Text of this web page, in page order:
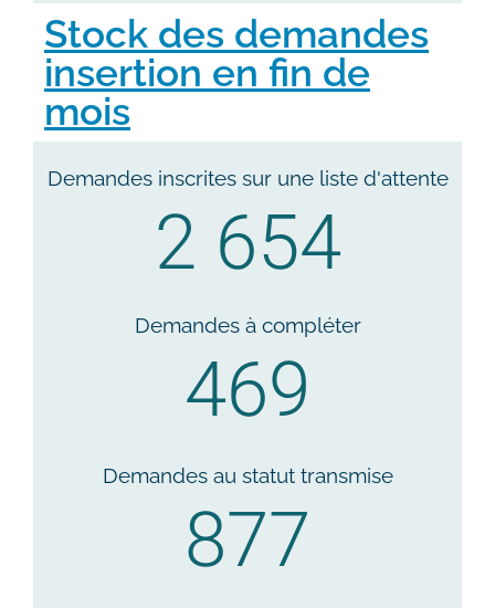
Stock des demandes
insertion en fin de
mois
Demandes inscrites sur une liste d'attente
2 654
Demandes à compléter
469
Demandes au statut transmise
877